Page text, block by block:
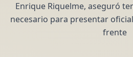
Enrique Riquelme, aseguró
necesario para presentar
frente